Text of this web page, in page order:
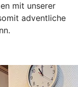
mit unserer
adventliche